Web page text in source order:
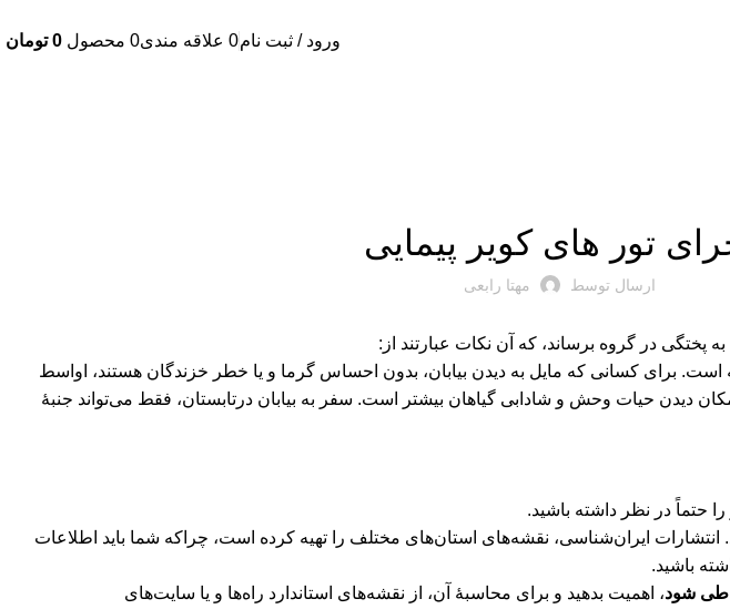
ورود / ثبت نام0 علاقه مندی0 محصول 0 تومان
تور های کویر پیمایی
ارسال توسط مهتا رابعی
پختگی در گروه برساند، که آن نکات عبارتند از:
است. برای کسانی که مایل به دیدن بیابان، بدون احساس گرما و یا خطر خزندگان هستند، اواسط
دیدن حیات وحش و شادابی گیاهان بیشتر است. سفر به بیابان درتابستان، فقط می‌تواند جنبۀ
حتماً در نظر داشته باشید.
انتشارات ایران‌شناسی، نقشه‌های استان‌های مختلف را تهیه کرده است، چراکه شما باید اطلاعات
باشید.
طی شود، اهمیت بدهید و برای محاسبۀ آن، از نقشه‌های استاندارد راه‌ها و یا سایت‌های